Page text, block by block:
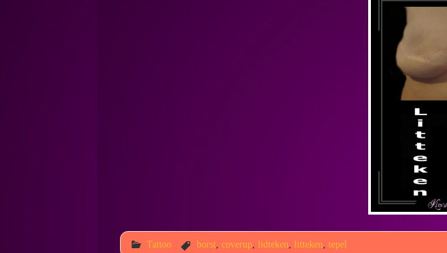
Tattoo borst ,coverup lidteken litteken ,tepel